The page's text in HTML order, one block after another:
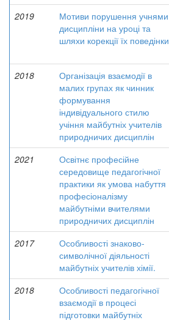
2019
Мотиви порушення учнями
дисципліни на уроці та
шляхи корекції їх поведінки
2018
Організація взаємодії в
малих групах як чинник
формування
індивідуального стилю
учіння майбутніх учителів
природничих дисциплін
2021
Освітнє професійне
середовище педагогічної
практики як умова набуття
професіоналізму
майбутніми вчителями
природничих дисциплін
2017
Особливості знаково-
символічної діяльності
майбутніх учителів хімії.
2018
Особливості педагогічної
взаємодії в процесі
підготовки майбутніх